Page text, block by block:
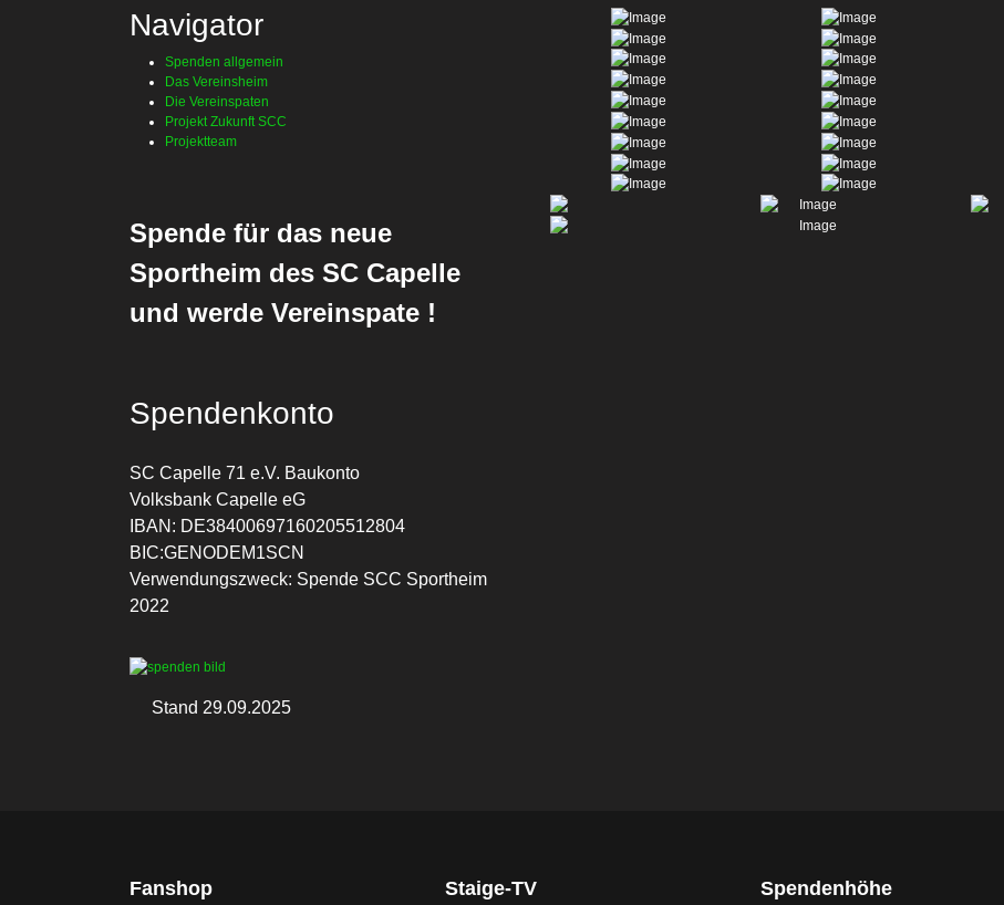
Navigator
Spenden allgemein
Das Vereinsheim
Die Vereinspaten
Projekt Zukunft SCC
Projektteam
Spende für das neue
Sportheim des SC Capelle
und werde Vereinspate !
Spendenkonto
SC Capelle 71 e.V. Baukonto
Volksbank Capelle eG
IBAN: DE38400697160205512804
BIC:GENODEM1SCN
Verwendungszweck: Spende SCC Sportheim
2022
Stand 29.09.2025
Fanshop Staige-TV Spendenhöhe